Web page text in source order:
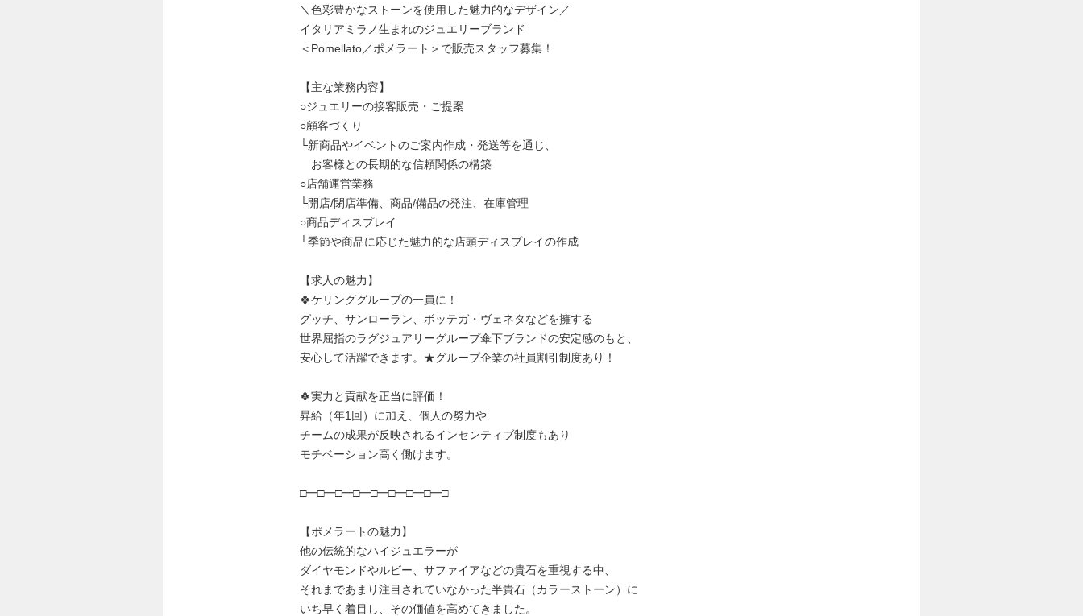
＼色彩豊かなストーンを使用した魅力的なデザイン／
イタリアミラノ生まれのジュエリーブランド
＜Pomellato／ポメラート＞で販売スタッフ募集！
【主な業務内容】
○ジュエリーの接客販売・ご提案
○顧客づくり
└新商品やイベントのご案内作成・発送等を通じ、
お客様との長期的な信頼関係の構築
○店舗運営業務
└開店/閉店準備、商品/備品の発注、在庫管理
○商品ディスプレイ
└季節や商品に応じた魅力的な店頭ディスプレイの作成
【求人の魅力】
🍀ケリンググループの一員に！
グッチ、サンローラン、ボッテガ・ヴェネタなどを擁する
世界屈指のラグジュアリーグループ傘下ブランドの安定感のもと、
安心して活躍できます。★グループ企業の社員割引制度あり！
🍀実力と貢献を正当に評価！
昇給（年1回）に加え、個人の努力や
チームの成果が反映されるインセンティブ制度もあり
モチベーション高く働けます。
□━□━□━□━□━□━□━□━□
【ポメラートの魅力】
他の伝統的なハイジュエラーが
ダイヤモンドやルビー、サファイアなどの貴石を重視する中、
それまであまり注目されていなかった半貴石（カラーストーン）に
いち早く着目し、その価値を高めてきました。